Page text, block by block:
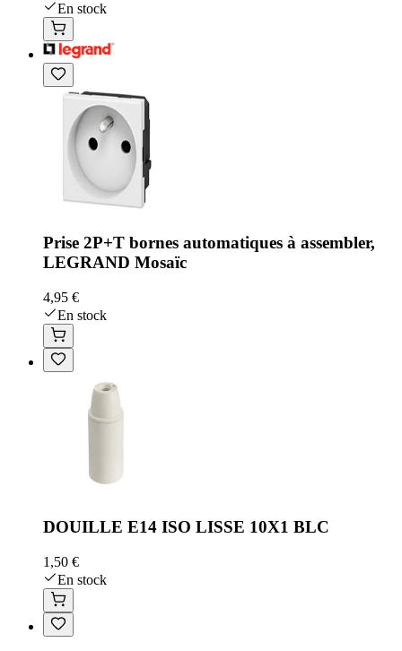
En stock
Prise 2P+T bornes automatiques à assembler,
LEGRAND Mosaïc
4,95 €
En stock
DOUILLE E14 ISO LISSE 10X1 BLC
1,50 €
En stock